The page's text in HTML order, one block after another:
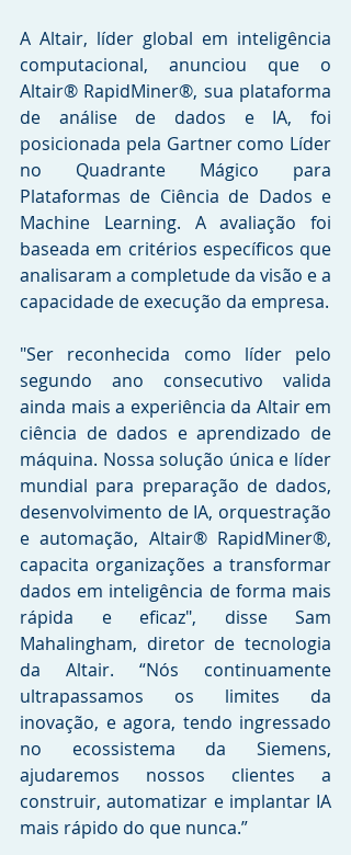
A Altair, líder global em inteligência
computacional, anunciou que o
Altair® RapidMiner®, sua plataforma
de análise de dados e IA, foi
posicionada pela Gartner como Líder
no Quadrante Mágico para
Plataformas de Ciência de Dados e
Machine Learning. A avaliação foi
baseada em critérios específicos que
analisaram a completude da visão e a
capacidade de execução da empresa.
"Ser reconhecida como líder pelo
segundo ano consecutivo valida
ainda mais a experiência da Altair em
ciência de dados e aprendizado de
máquina. Nossa solução única e líder
mundial para preparação de dados,
desenvolvimento de IA, orquestração
e automação, Altair® RapidMiner®,
capacita organizações a transformar
dados em inteligência de forma mais
rápida e eficaz", disse Sam
Mahalingham, diretor de tecnologia
da Altair. “Nós continuamente
ultrapassamos os limites da
inovação, e agora, tendo ingressado
no ecossistema da Siemens,
ajudaremos nossos clientes a
construir, automatizar e implantar IA
mais rápido do que nunca.”